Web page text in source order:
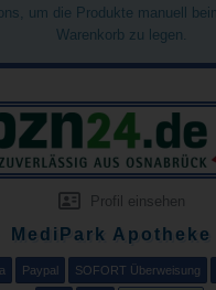
um die Produkte manuell
Warenkorb zu legen.
Profil einsehen
MediPark Apotheke
Paypal SOFORT Überweisung